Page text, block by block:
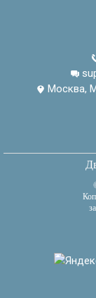
Москва,